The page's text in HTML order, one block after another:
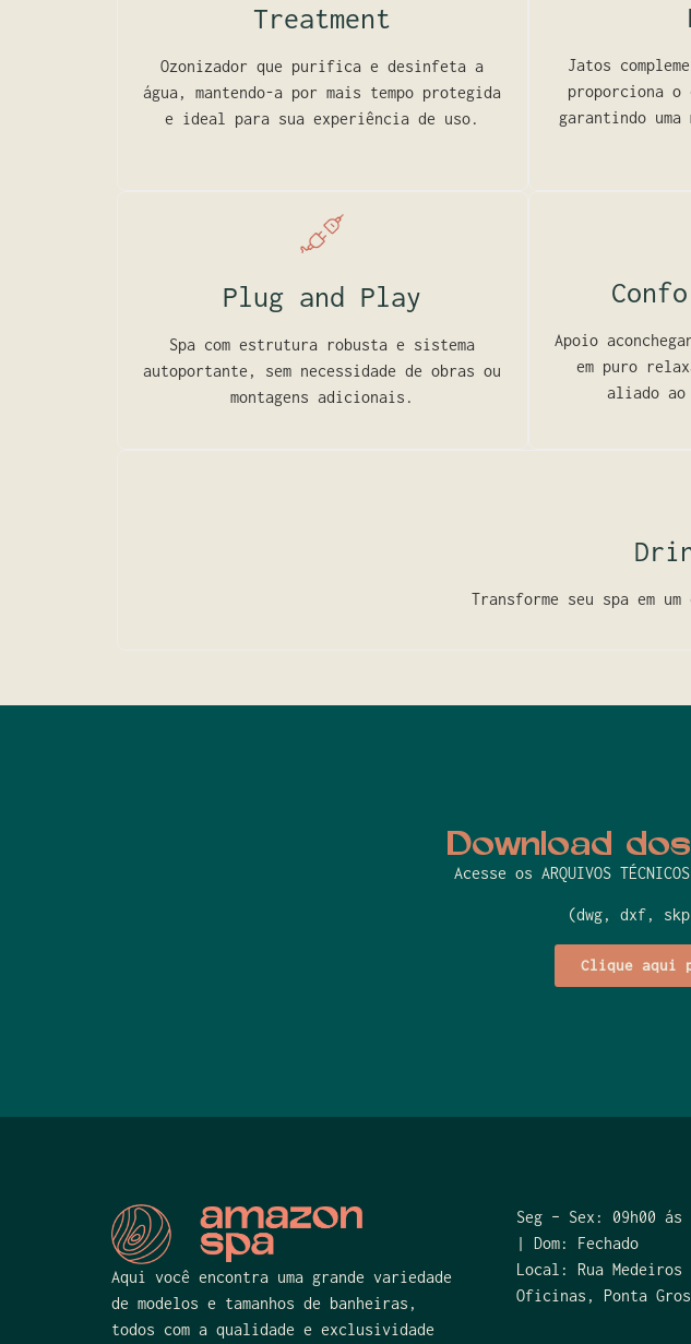
Treatment
Ozonizador que purifica e desinfeta a
água, mantendo-a por mais tempo protegida
e ideal para sua experiência de uso.
Jatos
proporciona o
garantindo uma
Plug and Play
Spa com estrutura robusta e sistema
autoportante, sem necessidade de obras ou
montagens adicionais.
Apoio
em puro
aliado ao
Transforme seu spa em
Download
Acesse os ARQUIVOS
(dwg, dxf,
Clique aqui
Aqui você encontra uma grande variedade
de modelos e tamanhos de banheiras,
todos com a qualidade e exclusividade
Seg – Sex: 09h00
| Dom: Fechado
Local: Rua
Oficinas, Ponta